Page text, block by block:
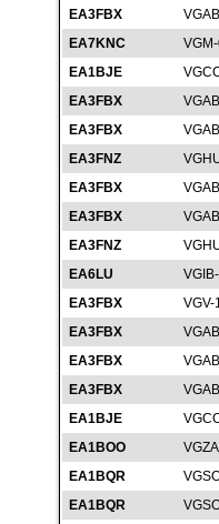
EA3FBX
EA7KNC
EA1BJE
EA3FBX
EA3FBX
EA3FNZ
EA3FBX
EA3FBX
EA3FNZ
EA6LU
EA3FBX
VGV-
EA3FBX
EA3FBX
EA3FBX
EA1BJE
EA1BOO
EA1BQR
EA1BQR